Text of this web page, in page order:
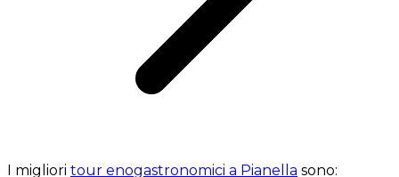
I migliori tour enogastronomici a Pianella sono: